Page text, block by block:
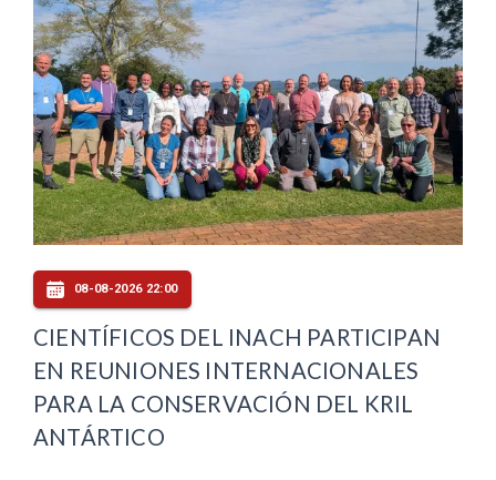
08-08-2026 22:00
CIENTÍFICOS DEL INACH PARTICIPAN
EN REUNIONES INTERNACIONALES
PARA LA CONSERVACIÓN DEL KRIL
ANTÁRTICO